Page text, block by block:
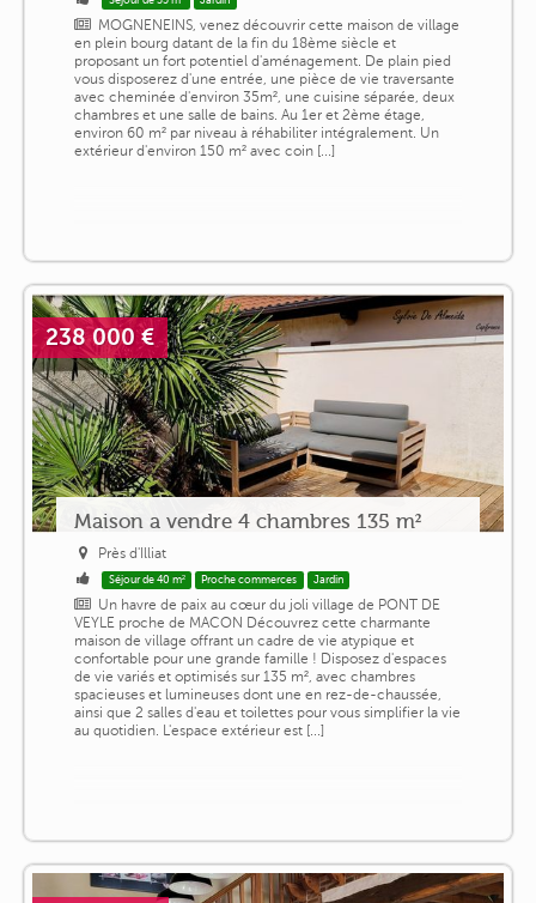
MOGNENEINS, venez découvrir cette maison de village
en plein bourg datant de la fin du 18ème siècle et
proposant un fort potentiel d'aménagement. De plain pied
vous disposerez d'une entrée, une pièce de vie traversante
avec cheminée d'environ 35m², une cuisine séparée, deux
chambres et une salle de bains. Au 1er et 2ème étage,
environ 60 m² par niveau à réhabiliter intégralement. Un
extérieur d'environ 150 m² avec coin [...]
238 000 €
Maison a vendre 4 chambres 135 m²
Près d'Illiat
Séjour de 40 m² Proche commerces Jardin
Un havre de paix au cœur du joli village de PONT DE
VEYLE proche de MACON Découvrez cette charmante
maison de village offrant un cadre de vie atypique et
confortable pour une grande famille ! Disposez d'espaces
de vie variés et optimisés sur 135 m², avec chambres
spacieuses et lumineuses dont une en rez-de-chaussée,
ainsi que 2 salles d'eau et toilettes pour vous simplifier la vie
au quotidien. L'espace extérieur est [...]